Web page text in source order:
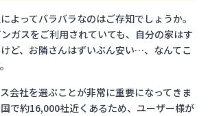
よってバラバラなのはご存知でしょうか。
ガスをご利用されていても、自分の家はす
ど、お隣さんはずいぶん安い…、なんてこ
会社を選ぶことが非常に重要になってきま
で約16,000社近くあるため、ユーザー様が